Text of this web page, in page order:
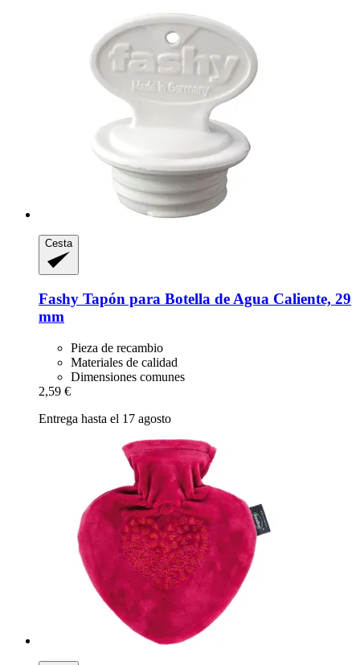
Cesta
Fashy Tapón para Botella de Agua Caliente, 29
mm
Pieza de recambio
Materiales de calidad
Dimensiones comunes
2,59 €
Entrega hasta el 17 agosto